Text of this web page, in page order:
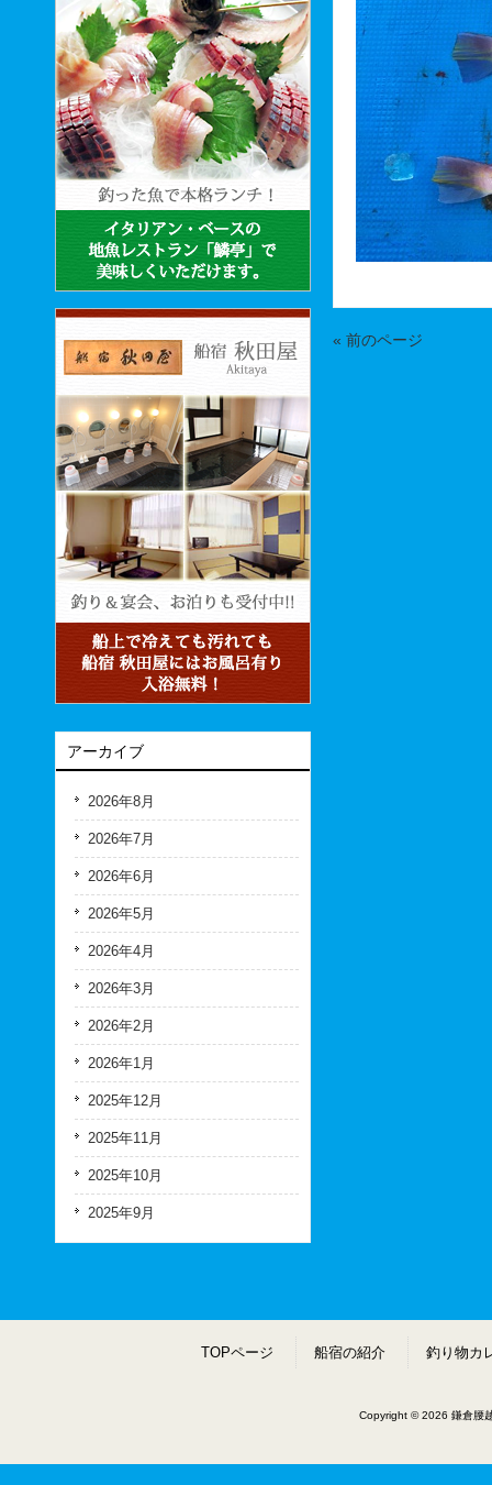
« 前のページ
アーカイブ
2026年8月
2026年7月
2026年6月
2026年5月
2026年4月
2026年3月
2026年2月
2026年1月
2025年12月
2025年11月
2025年10月
2025年9月
TOPページ 船宿の紹介 釣り物カ
Copyright © 2026 鎌倉腰